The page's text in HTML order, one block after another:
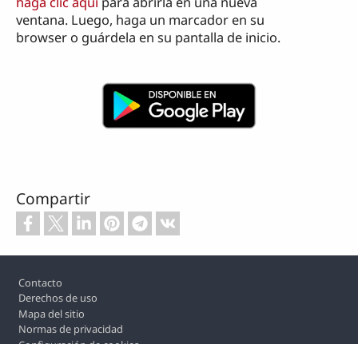
ventana. Luego, haga un marcador en su
browser o guárdela en su pantalla de inicio.
Compartir
Footer
Contacto
Derechos de uso
Mapa del sitio
Normas de privacidad